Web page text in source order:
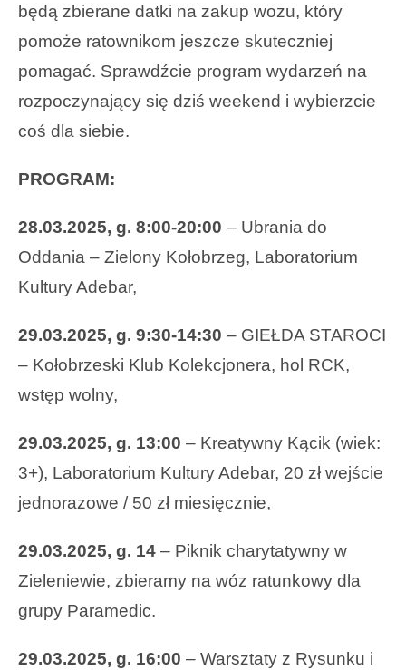
będą zbierane datki na zakup wozu, który
pomoże ratownikom jeszcze skuteczniej
pomagać. Sprawdźcie program wydarzeń na
rozpoczynający się dziś weekend i wybierzcie
coś dla siebie.
PROGRAM:
28.03.2025, g. 8:00-20:00 – Ubrania do
Oddania – Zielony Kołobrzeg, Laboratorium
Kultury Adebar,
29.03.2025, g. 9:30-14:30 – GIEŁDA STAROCI
– Kołobrzeski Klub Kolekcjonera, hol RCK,
wstęp wolny,
29.03.2025, g. 13:00 – Kreatywny Kącik (wiek:
3+), Laboratorium Kultury Adebar, 20 zł wejście
jednorazowe / 50 zł miesięcznie,
29.03.2025, g. 14 – Piknik charytatywny w
Zieleniewie, zbieramy na wóz ratunkowy dla
grupy Paramedic.
29.03.2025, g. 16:00 – Warsztaty z Rysunku i